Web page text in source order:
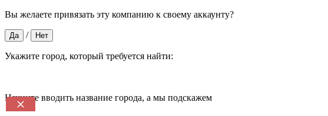
Вы желаете привязать эту компанию к своему аккаунту?
Да / Нет
Укажите город, который требуется найти:
Начните вводить название города, а мы подскажем